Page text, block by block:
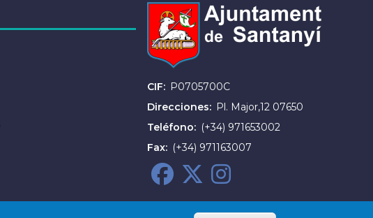
CIF
P0705700C
Direcciones
Pl. Major,12 07650
Teléfono
(+34) 971653002
Fax
(+34) 971163007